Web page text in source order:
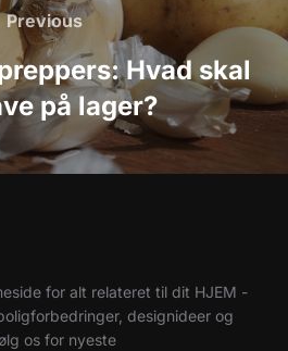
Previous
Previous
Hvad skal
på lager?
for alt relateret til dit HJEM -
designideer og
os for nyeste